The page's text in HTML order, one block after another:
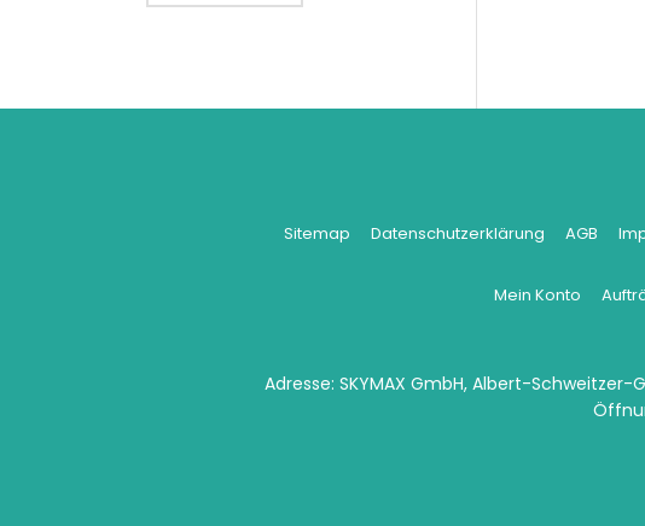
Sitemap Datenschutzerklärung AGB
Mein Konto
Adresse: SKYMAX GmbH, Albert-Schweitzer-